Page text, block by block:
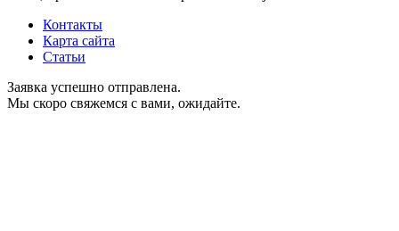
Контакты
Карта сайта
Статьи
Заявка успешно отправлена.
Мы скоро свяжемся с вами, ожидайте.